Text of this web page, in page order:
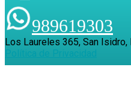
989619303
Los Laureles 365, San Isidro,
Política de Privacidad